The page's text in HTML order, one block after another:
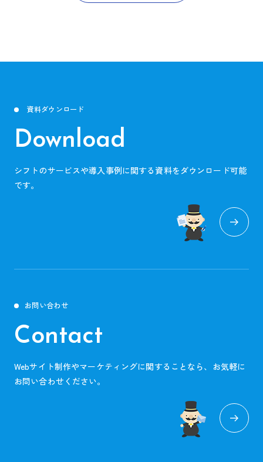
資料ダウンロード
Download
シフトのサービスや導入事例に関する資料をダウンロード可能
です。
お問い合わせ
Contact
Webサイト制作やマーケティングに関することなら、お気軽に
お問い合わせください。